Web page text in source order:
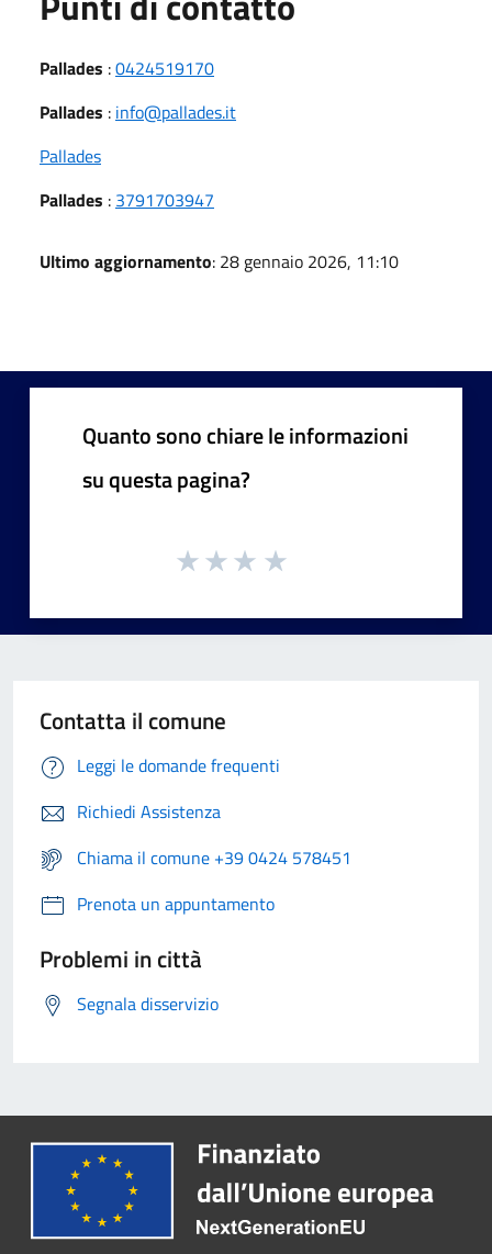
Pallades :0424519170
Pallades : info@pallades.it
Pallades
Pallades : 3791703947
Ultimo aggiornamento: 28 gennaio 2026, 11:10
Quanto sono chiare le informazioni
su questa pagina?
Contatta il comune
Leggi le domande frequenti
Richiedi Assistenza
Chiama il comune +39 0424 578451
Prenota un appuntamento
Problemi in città
Segnala disservizio